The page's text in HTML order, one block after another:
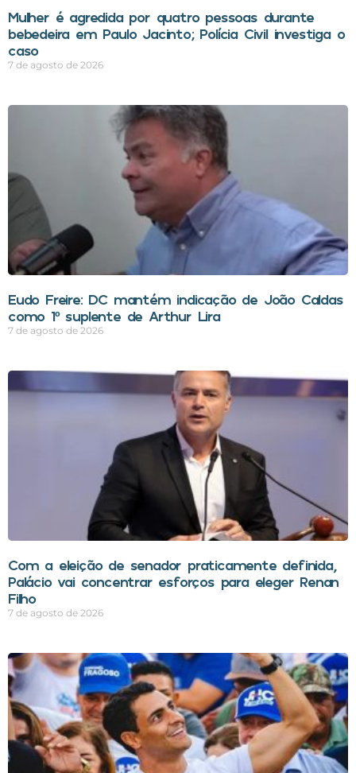
Mulher é agredida por quatro pessoas durante
bebedeira em Paulo Jacinto; Polícia Civil investiga o
caso
7 de agosto de 2026
Eudo Freire: DC mantém indicação de João Caldas
como 1º suplente de Arthur Lira
7 de agosto de 2026
Com a eleição de senador praticamente definida,
Palácio vai concentrar esforços para eleger Renan
Filho
7 de agosto de 2026